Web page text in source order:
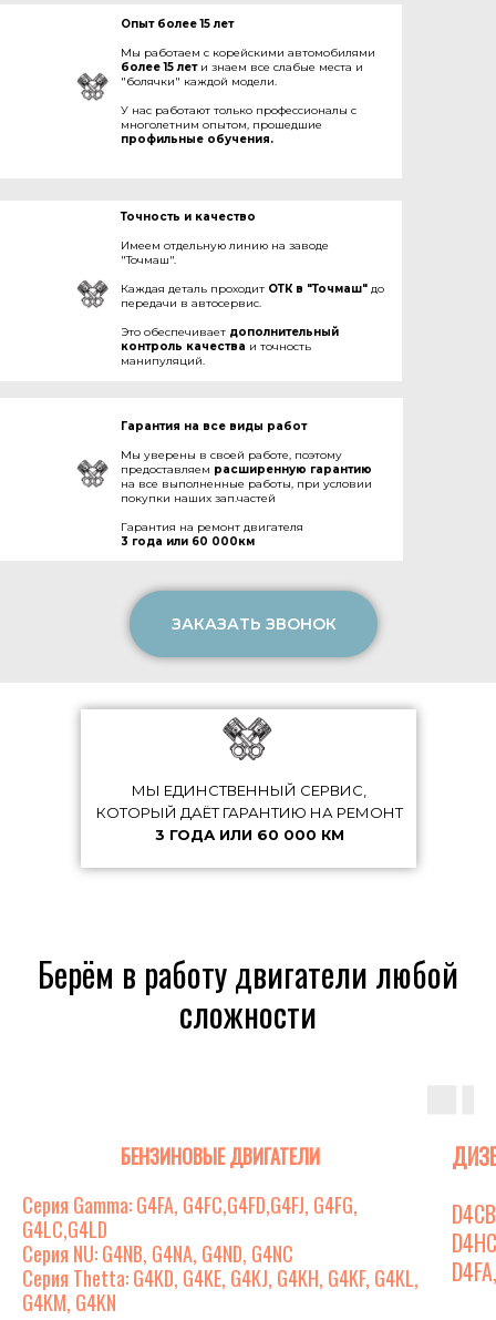
Опыт более 15 лет
Мы работаем с корейскими автомобилями
более 15 лет и знаем все слабые места и
"болячки" каждой модели.
У нас работают только профессионалы с
многолетним опытом, прошедшие
профильные обучения.
Точность и качество
Имеем отдельную линию на заводе
"Точмаш".
Каждая деталь проходит ОТК в "Точмаш" до
передачи в автосервис.
Это обеспечивает дополнительный
контроль качества и точность
манипуляций.
Гарантия на все виды работ
Мы уверены в своей работе, поэтому
предоставляем расширенную гарантию
на все выполненные работы, при условии
покупки наших зап.частей
Гарантия на ремонт двигателя
3 года или 60 000км
ЗАКАЗАТЬ ЗВОНОК
МЫ ЕДИНСТВЕННЫЙ СЕРВИС,
КОТОРЫЙ ДАЁТ ГАРАНТИЮ НА РЕМОНТ
3 ГОДА ИЛИ 60 000 КМ
Берём в работу двигатели любой
сложности
БЕНЗИНОВЫЕ ДВИГАТЕЛИ
Серия Gamma: G4FA, G4FC,G4FD,G4FJ, G4FG,
G4LC,G4LD
Серия NU: G4NB, G4NA, G4ND, G4NC
Серия Thetta: G4KD, G4KE, G4KJ, G4KH, G4KF, G4KL,
G4KM, G4KN